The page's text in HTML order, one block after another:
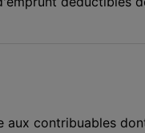
aux contribuables